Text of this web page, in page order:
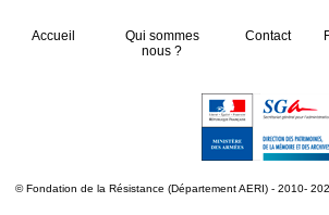
Accueil
Qui sommes
nous ?
Contact
© Fondation de la Résistance (Département AERI) - 2010-